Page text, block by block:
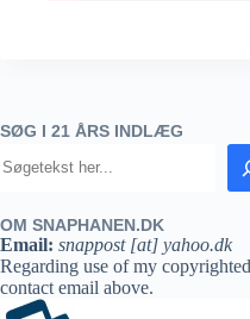
SØG I 21 ÅRS INDLÆG
OM SNAPHANEN.DK
Email: snappost [at] yahoo.dk
Regarding use of my
contact email above.